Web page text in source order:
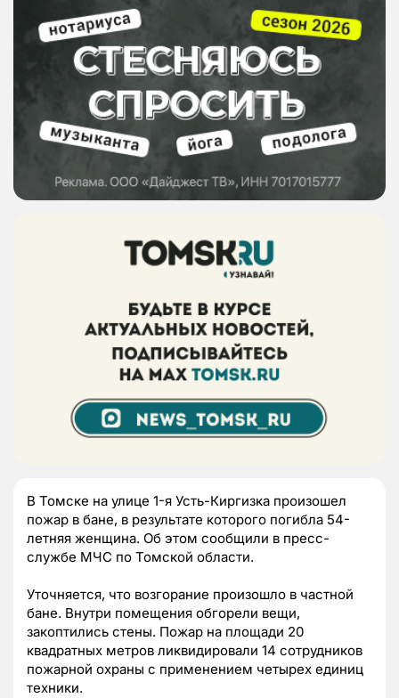
В Томске на улице 1-я Усть-Киргизка произошел
пожар в бане, в результате которого погибла 54-
летняя женщина. Об этом сообщили в пресс-
службе МЧС по Томской области.
Уточняется, что возгорание произошло в частной
бане. Внутри помещения обгорели вещи,
закоптились стены. Пожар на площади 20
квадратных метров ликвидировали 14 сотрудников
пожарной охраны с применением четырех единиц
техники.